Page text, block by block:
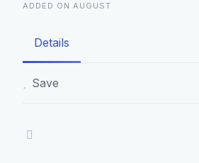
ADDED ON AUGUST
Details
Save